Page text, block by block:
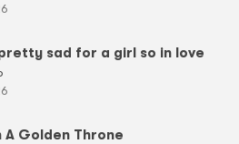
sad for a girl so in love
A Golden Throne